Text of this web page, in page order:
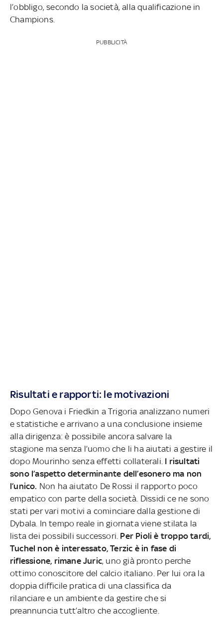
l’obbligo, secondo la società, alla qualificazione in
Champions.
PUBBLICITÀ
Risultati e rapporti: le motivazioni
Dopo Genova i Friedkin a Trigoria analizzano numeri
e statistiche e arrivano a una conclusione insieme
alla dirigenza: è possibile ancora salvare la
stagione ma senza l’uomo che li ha aiutati a gestire il
dopo Mourinho senza effetti collaterali. I risultati
sono l’aspetto determinante dell’esonero ma non
l’unico. Non ha aiutato De Rossi il rapporto poco
empatico con parte della società. Dissidi ce ne sono
stati per vari motivi a cominciare dalla gestione di
Dybala. In tempo reale in giornata viene stilata la
lista dei possibili successori. Per Pioli è troppo tardi,
Tuchel non è interessato, Terzic è in fase di
riflessione, rimane Juric, uno già pronto perche
ottimo conoscitore del calcio italiano. Per lui ora la
doppia difficile pratica di una classifica da
rilanciare e un ambiente da gestire che si
preannuncia tutt’altro che accogliente.